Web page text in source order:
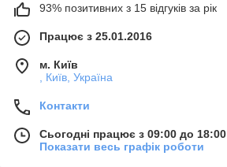
93% позитивних з 15 відгуків за рік
Працює з 25.01.2016
м. Київ
, Київ, Україна
Контакти
Сьогодні працює з 09:00 до 18:00
Показати весь графік роботи